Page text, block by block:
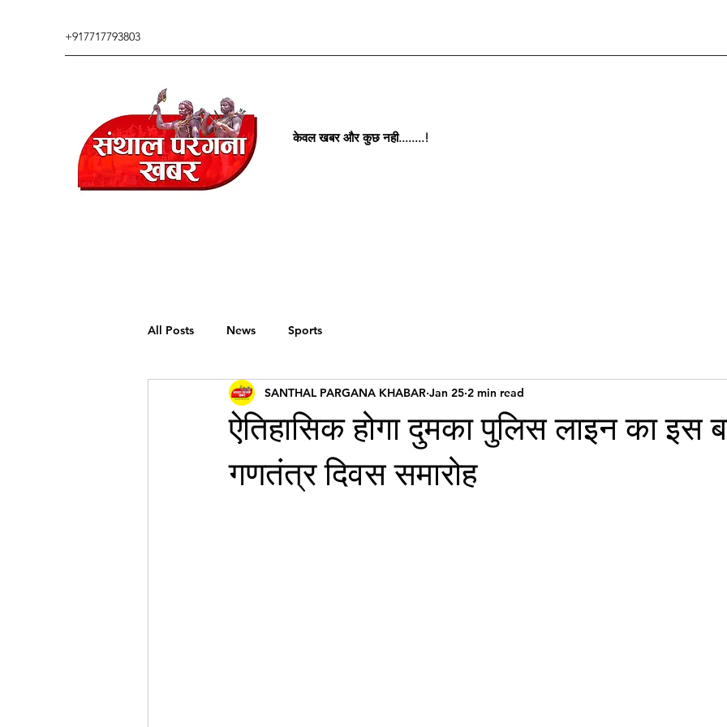
+917717793803
केवल खबर और कुछ नही........!
All Posts News Sports
ऐतिहासिक होगा दुमका पुलिस लाइन का इस
गणतंत्र दिवस समारोह
SANTHAL PARGANA KHABAR Jan 25 2 min read